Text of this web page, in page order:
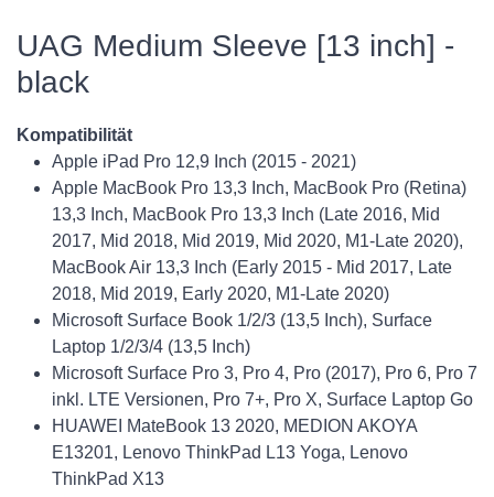
UAG Medium Sleeve [13 inch] -
black
Kompatibilität
Apple iPad Pro 12,9 Inch (2015 - 2021)
Apple MacBook Pro 13,3 Inch, MacBook Pro (Retina)
13,3 Inch, MacBook Pro 13,3 Inch (Late 2016, Mid
2017, Mid 2018, Mid 2019, Mid 2020, M1-Late 2020),
MacBook Air 13,3 Inch (Early 2015 - Mid 2017, Late
2018, Mid 2019, Early 2020, M1-Late 2020)
Microsoft Surface Book 1/2/3 (13,5 Inch), Surface
Laptop 1/2/3/4 (13,5 Inch)
Microsoft Surface Pro 3, Pro 4, Pro (2017), Pro 6, Pro 7
inkl. LTE Versionen, Pro 7+, Pro X, Surface Laptop Go
HUAWEI MateBook 13 2020, MEDION AKOYA
E13201, Lenovo ThinkPad L13 Yoga, Lenovo
ThinkPad X13